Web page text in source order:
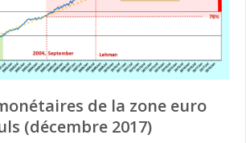
de la zone euro
(décembre 2017)